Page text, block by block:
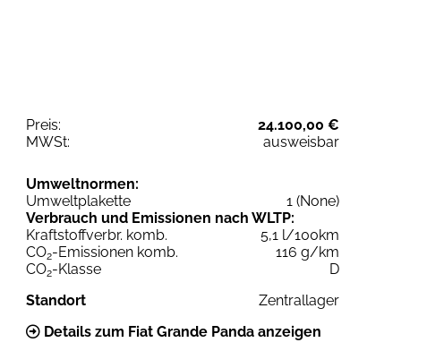
Preis:
24.100,00 €
MWSt:
ausweisbar
Umweltnormen:
Umweltplakette
1 (None)
Verbrauch und Emissionen nach WLTP:
Kraftstoffverbr. komb.
5,1 l/100km
CO2-Emissionen komb.
116 g/km
CO2-Klasse
D
Standort
Zentrallager
Details zum Fiat Grande Panda anzeigen